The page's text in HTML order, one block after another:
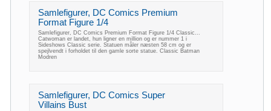
Samlefigurer, DC Comics Premium
Format Figure 1/4
Samlefigurer, DC Comics Premium Format Figure 1/4 Classic...
Catwoman er landet, hun ligner en million og er nummer 1 i
Sideshows Classic serie. Statuen måler næsten 58 cm og er
spejlvendt i forholdet til den gamle sorte statue. Classic Batman
Modren
Samlefigurer, DC Comics Super
Villains Bust